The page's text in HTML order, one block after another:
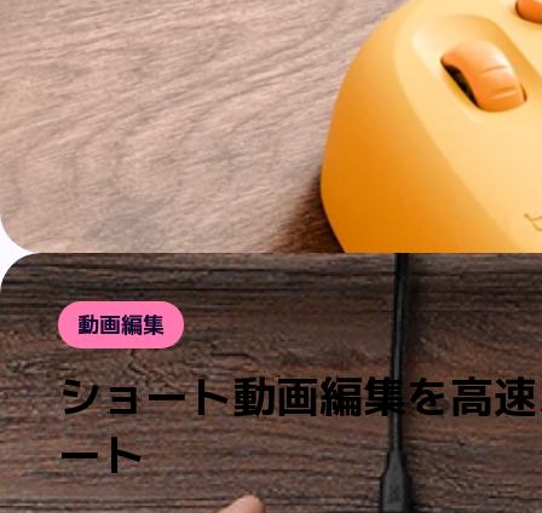
動画編集
ショート動画編集を高
ート